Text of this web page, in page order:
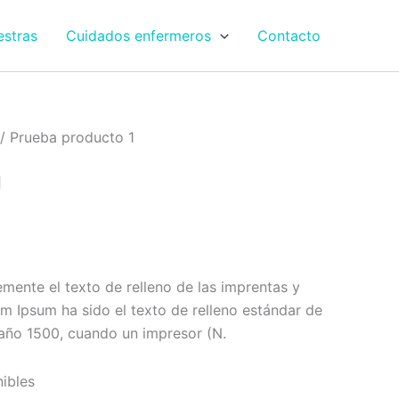
Cuidados enfermeros Contacto
Prueba producto 1
el texto de relleno de las imprentas y
Ipsum ha sido el texto de relleno estándar de
1500, cuando un impresor (N.